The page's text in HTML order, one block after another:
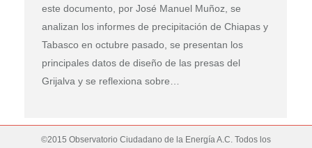
este documento, por José Manuel Muñoz, se
analizan los informes de precipitación de Chiapas y
Tabasco en octubre pasado, se presentan los
principales datos de diseño de las presas del
Grijalva y se reflexiona sobre…
©2015 Observatorio Ciudadano de la Energía A.C. Todos los